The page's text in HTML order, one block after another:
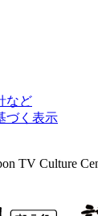
など
づく表示
TV Culture